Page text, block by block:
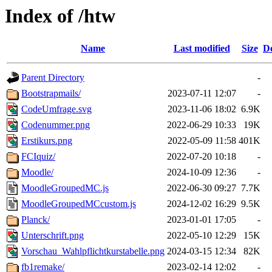
Index of /htw
Name Last modified Size
Parent Directory
-
Bootstrapmails/
2023-07-11 12:07
-
CodeUmfrage.svg
2023-11-06 18:02 6.9K
Codenummer.png
2022-06-29 10:33
19K
Erstikurs.png
2022-05-09 11:58 401K
FCIquiz/
2022-07-20 10:18
-
Moodle/
2024-10-09 12:36
-
MoodleGroupedMC.js
2022-06-30 09:27 7.7K
MoodleGroupedMCcustom.js
2024-12-02 16:29 9.5K
Planck/
2023-01-01 17:05
-
Unterschrift.png
2022-05-10 12:29
15K
Vorschau_Wahlpflichtkurstabelle.png 2024-03-15 12:34
82K
fb1remake/
2023-02-14 12:02
-